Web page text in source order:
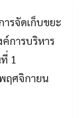
ารจัดเก็บขยะ
ค์การบริหาร
1
ฤศจิกายน